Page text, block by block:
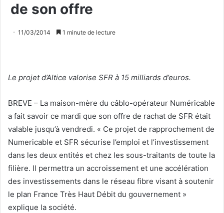
de son offre
11/03/2014 1 minute de lecture
Le projet d’Altice valorise SFR à 15 milliards d’euros.
BREVE – La maison-mère du câblo-opérateur Numéricable
a fait savoir ce mardi que son offre de rachat de SFR était
valable jusqu’à vendredi. « Ce projet de rapprochement de
Numericable et SFR sécurise l’emploi et l’investissement
dans les deux entités et chez les sous-traitants de toute la
filière. Il permettra un accroissement et une accélération
des investissements dans le réseau fibre visant à soutenir
le plan France Très Haut Débit du gouvernement »
explique la société.